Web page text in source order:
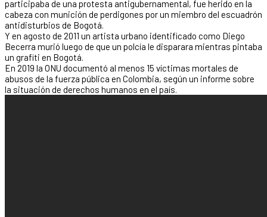
participaba de una protesta antigubernamental, fue herido en la
cabeza con munición de perdigones por un miembro del escuadrón
antidisturbios de Bogotá.
Y en agosto de 2011 un artista urbano identificado como Diego
Becerra murió luego de que un polcía le disparara mientras pintaba
un grafiti en Bogotá.
En 2019 la ONU documentó al menos 15 víctimas mortales de
abusos de la fuerza pública en Colombia, según un informe sobre
la situación de derechos humanos en el país.